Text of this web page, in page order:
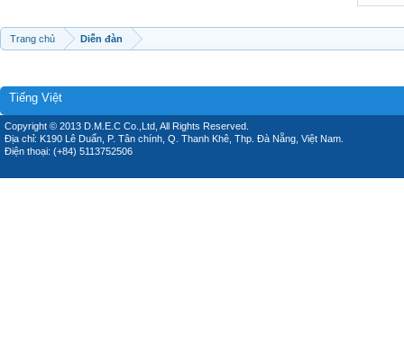
Trang chủ Diễn đàn
Tiếng Việt
Copyright © 2013 D.M.E.C Co.,Ltd, All Rights Reserved.
Địa chỉ: K190 Lê Duẩn, P. Tân chính, Q. Thanh Khê, Thp. Đà Nẵng, Việt Nam.
Điện thoại: (+84) 5113752506